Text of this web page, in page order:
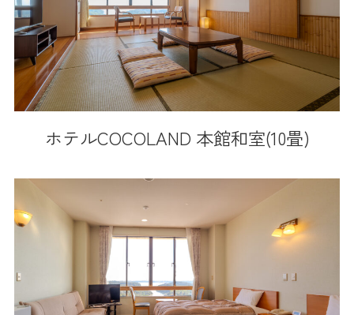
ホテルCOCOLAND 本館和室(10畳)